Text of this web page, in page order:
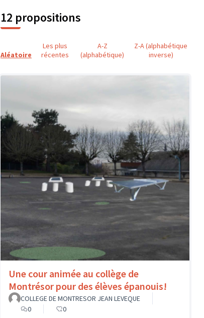
12 propositions
Aléatoire
Les plus
récentes
A-Z
(alphabétique)
Z-A (alphabétique
inverse)
Une cour animée au collège de
Montrésor pour des élèves épanouis!
COLLEGE DE MONTRESOR JEAN LEVEQUE
0
0